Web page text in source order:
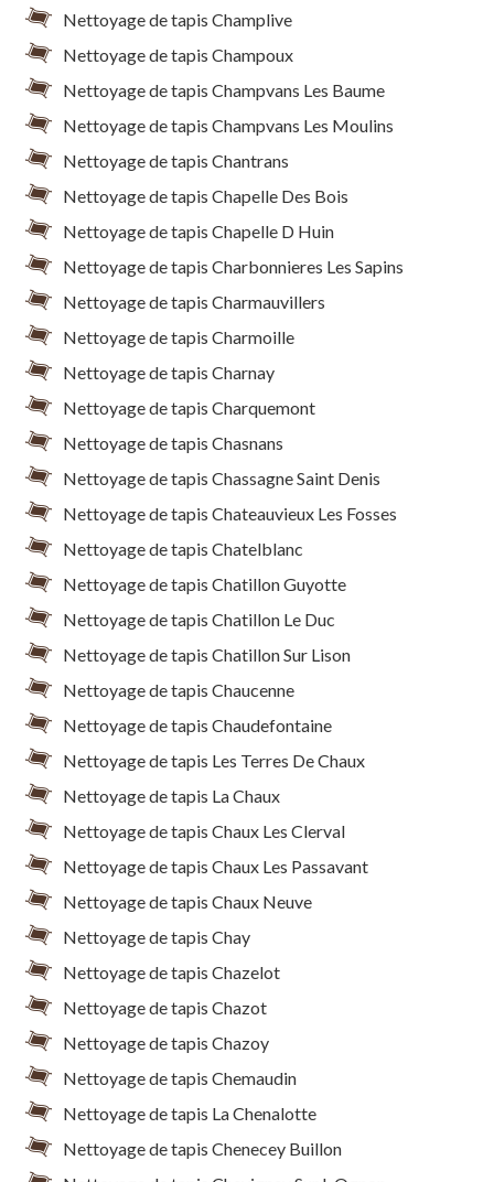
Nettoyage de tapis Champlive
Nettoyage de tapis Champoux
Nettoyage de tapis Champvans Les Baume
Nettoyage de tapis Champvans Les Moulins
Nettoyage de tapis Chantrans
Nettoyage de tapis Chapelle Des Bois
Nettoyage de tapis Chapelle D Huin
Nettoyage de tapis Charbonnieres Les Sapins
Nettoyage de tapis Charmauvillers
Nettoyage de tapis Charmoille
Nettoyage de tapis Charnay
Nettoyage de tapis Charquemont
Nettoyage de tapis Chasnans
Nettoyage de tapis Chassagne Saint Denis
Nettoyage de tapis Chateauvieux Les Fosses
Nettoyage de tapis Chatelblanc
Nettoyage de tapis Chatillon Guyotte
Nettoyage de tapis Chatillon Le Duc
Nettoyage de tapis Chatillon Sur Lison
Nettoyage de tapis Chaucenne
Nettoyage de tapis Chaudefontaine
Nettoyage de tapis Les Terres De Chaux
Nettoyage de tapis La Chaux
Nettoyage de tapis Chaux Les Clerval
Nettoyage de tapis Chaux Les Passavant
Nettoyage de tapis Chaux Neuve
Nettoyage de tapis Chay
Nettoyage de tapis Chazelot
Nettoyage de tapis Chazot
Nettoyage de tapis Chazoy
Nettoyage de tapis Chemaudin
Nettoyage de tapis La Chenalotte
Nettoyage de tapis Chenecey Buillon